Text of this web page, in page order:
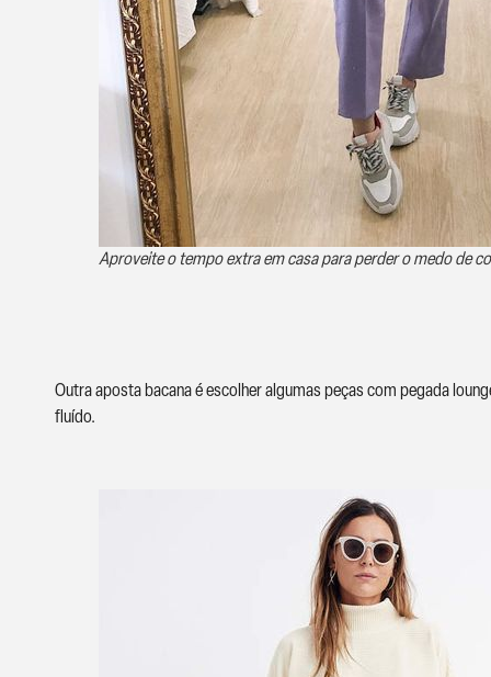
Aproveite o tempo extra em casa para perder o medo de
Outra aposta bacana é escolher algumas peças com pegada
fluído.